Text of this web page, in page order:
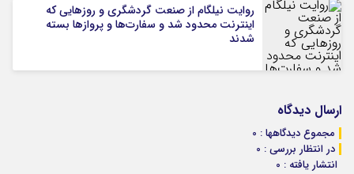
روایت نیلگام از صنعت گردشگری و روزهایی که
اینترنت محدود شد و سفارت‌ها و پروازها بسته
شدند
ارسال دیدگاه
مجموع دیدگاهها : 0
در انتظار بررسی : 0
انتشار یافته : 0